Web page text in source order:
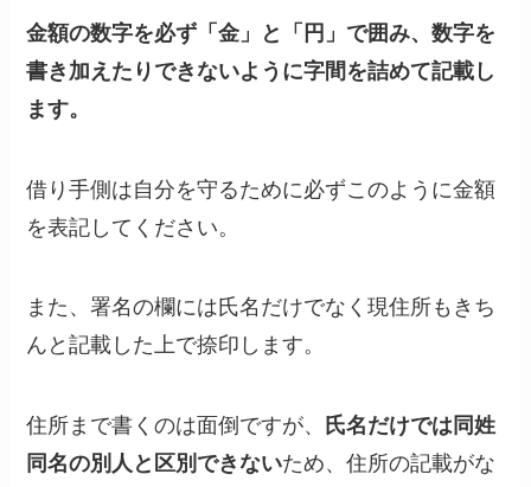
金額の数字を必ず「金」と「円」で囲み、数字を
書き加えたりできないように字間を詰めて記載し
ます。
借り手側は自分を守るために必ずこのように金額
を表記してください。
また、署名の欄には氏名だけでなく現住所もきち
んと記載した上で捺印 します。
住所まで書くのは面倒ですが、
氏名だけでは同姓
同名の別人と区別できないため、住所の記載がな